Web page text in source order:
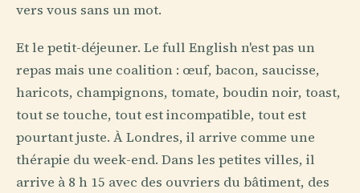
vers vous sans un mot.
Et le petit-déjeuner. Le full English n'est pas un
repas mais une coalition : œuf, bacon, saucisse,
haricots, champignons, tomate, boudin noir, toast,
tout se touche, tout est incompatible, tout est
pourtant juste. À Londres, il arrive comme une
thérapie du week-end. Dans les petites villes, il
arrive à 8 h 15 avec des ouvriers du bâtiment, des